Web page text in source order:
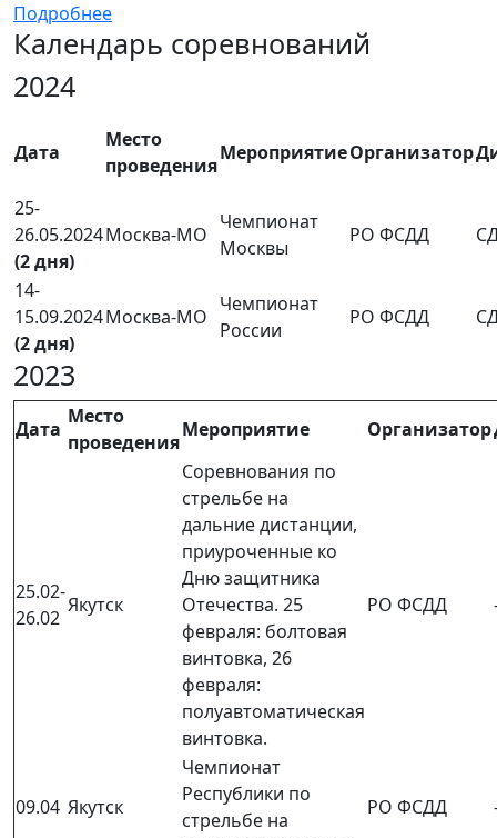
Подробнее
Календарь соревнований
2024
Дата
Место
проведения
МероприятиеОрганизатор
25-
26.05.2024
(2 дня)
Москва-МО
Чемпионат
Москвы
РО ФСДД
14-
15.09.2024
(2 дня)
Москва-МО
Чемпионат
России
РО ФСДД
2023
Дата
Место
проведения
Мероприятие Организатор
25.02-
26.02
Якутск
Соревнования по
стрельбе на
дальние дистанции,
приуроченные ко
Дню защитника
Отечества. 25
февраля: болтовая
винтовка, 26
февраля:
полуавтоматическая
винтовка.
РО ФСДД
09.04 Якутск
Чемпионат
Республики по
стрельбе на
РО ФСДД